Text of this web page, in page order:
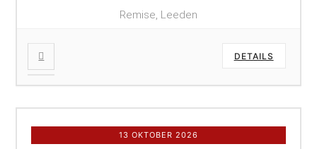
Remise, Leeden
DETAILS
13 OKTOBER 2026